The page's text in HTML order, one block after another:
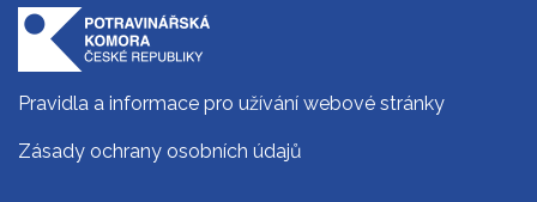
Pravidla a informace pro užívání webové stránky
Zásady ochrany osobních údajů